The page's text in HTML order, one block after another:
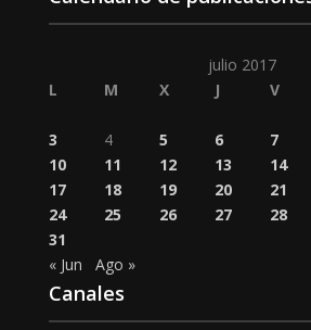
julio 2017
L
M X J V
3
4 5 6 7
10
11 12 13 14
17
18 19 20 21
24
25 26 27 28
31
« Jun
Ago »
Canales